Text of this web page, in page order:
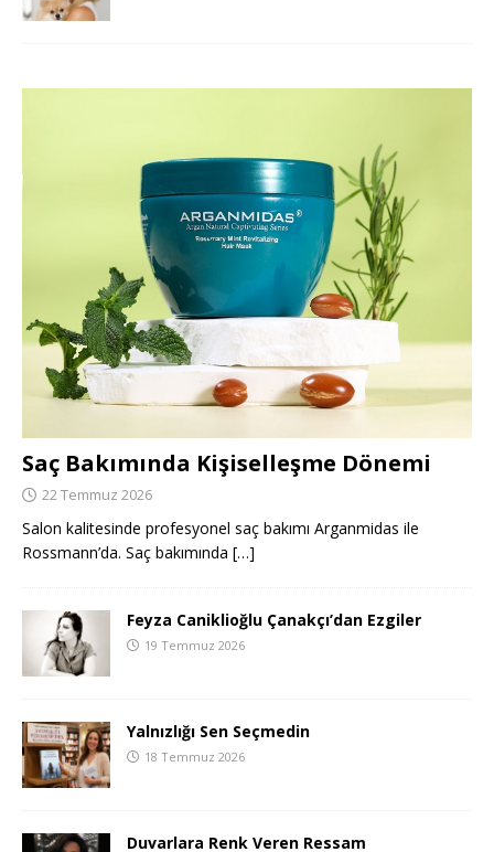
Saç Bakımında Kişiselleşme Dönemi
22 Temmuz 2026
Salon kalitesinde profesyonel saç bakımı Arganmidas ile
Rossmann’da. Saç bakımında […]
Feyza Caniklioğlu Çanakçı’dan Ezgiler
19 Temmuz 2026
Yalnızlığı Sen Seçmedin
18 Temmuz 2026
Duvarlara Renk Veren Ressam